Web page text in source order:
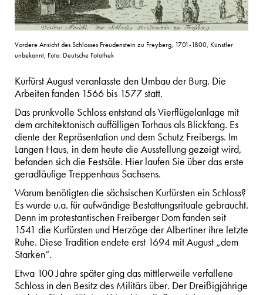
Vordere Ansicht des Schlosses Freudenstein zu Freyberg, 1701-1800, Künstler
unbekannt, Foto: Deutsche Fotothek
Kurfürst August veranlasste den Umbau der Burg. Die
Arbeiten fanden 1566 bis 1577 statt.
Das prunkvolle Schloss entstand als Vierflügelanlage mit
dem architektonisch auffälligen Torhaus als Blickfang. Es
diente der Repräsentation und dem Schutz Freibergs. Im
Langen Haus, in dem heute die Ausstellung gezeigt wird,
befanden sich die Festsäle. Hier laufen Sie über das erste
geradläufige Treppenhaus Sachsens.
Warum benötigten die sächsischen Kurfürsten ein Schloss?
Es wurde u.a. für aufwändige Bestattungsrituale gebraucht.
Denn im protestantischen Freiberger Dom fanden seit
1541 die Kurfürsten und Herzöge der Albertiner ihre letzte
Ruhe. Diese Tradition endete erst 1694 mit August „dem
Starken“.
Etwa 100 Jahre später ging das mittlerweile verfallene
Schloss in den Besitz des Militärs über. Der Dreißigjährige